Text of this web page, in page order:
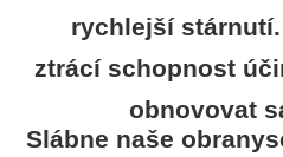
rychlejší
ztrácí schopnost
obnovovat
Slábne naše